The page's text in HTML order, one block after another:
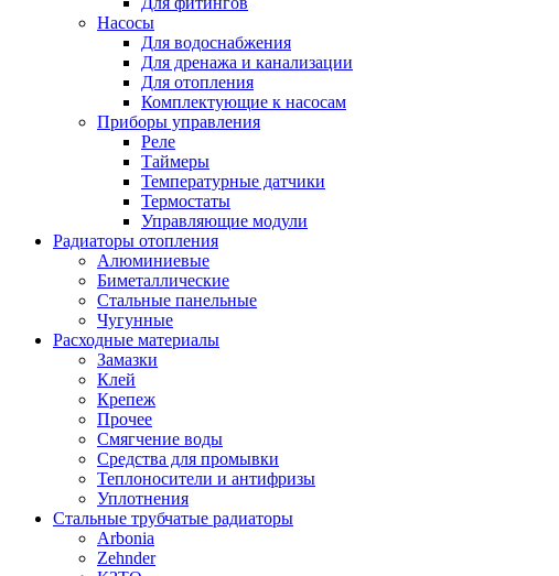
Насосы
Для водоснабжения
Для дренажа и канализации
Для отопления
Комплектующие к насосам
Приборы управления
Реле
Таймеры
Температурные датчики
Термостаты
Управляющие модули
Радиаторы отопления
Алюминиевые
Биметаллические
Стальные панельные
Чугунные
Расходные материалы
Замазки
Клей
Крепеж
Прочее
Смягчение воды
Средства для промывки
Теплоносители и антифризы
Уплотнения
Стальные трубчатые радиаторы
Arbonia
Zehnder